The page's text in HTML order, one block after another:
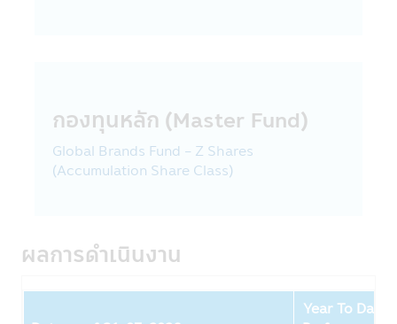
ดังกล่าวไม่ได้รวมถึงการประกันความสามารถ
ในการชำระหนี้ในอนาคตของผู้ประกัน
• กองทุนรวมมุ่งรักษาเงินต้น เป็นเพียงชื่อ
เรียกประเภทของกองทุนรวมที่จัดนโยบายการ
เงินลงทุนหรือผลตอบแทนจากการลงทุนแต่
อย่างใด
กองทุนหลัก (Master Fund)
Global Brands Fund - Z Shares
(Accumulation Share Class)
ผลการดำเนินงาน
Year To Date